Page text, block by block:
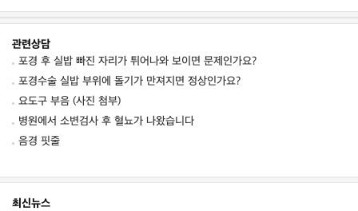
관련상담
포경 후 실밥 빠진 자리가 튀어나와 보이면 문제인가요?
포경수술 실밥 부위에 돌기가 만져지면 정상인가요?
요도구 부음 (사진 첨부)
병원에서 소변검사 후 혈뇨가 나왔습니다
음경 핏줄
최신뉴스